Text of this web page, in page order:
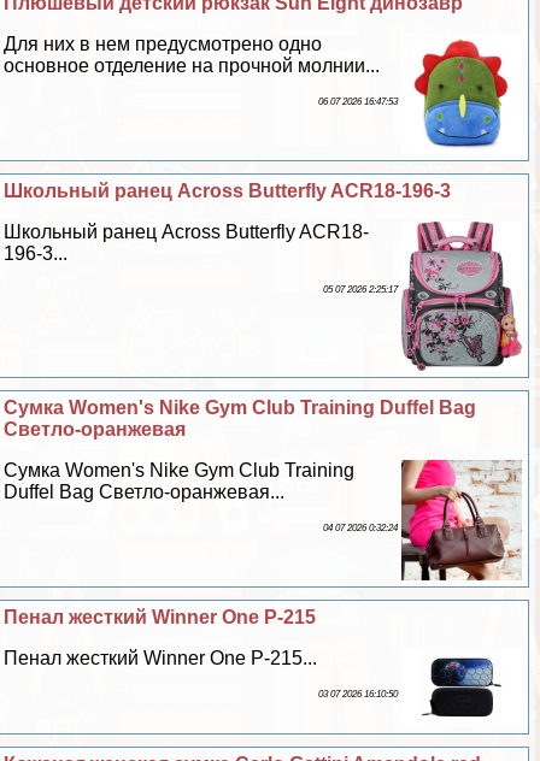
Для них в нем предусмотрено одно
основное отделение на прочной молнии...
06 07 2026 16:47:53
Школьный ранец Across Butterfly ACR18-196-3
Школьный ранец Across Butterfly ACR18-
196-3...
05 07 2026 2:25:17
Сумка Women's Nike Gym Club Training Duffel Bag
Светло-оранжевая
Сумка Women's Nike Gym Club Training
Duffel Bag Светло-оранжевая...
04 07 2026 0:32:24
Пенал жесткий Winner One P-215
Пенал жесткий Winner One P-215...
03 07 2026 16:10:50